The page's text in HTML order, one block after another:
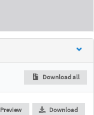
Download all
Preview Download